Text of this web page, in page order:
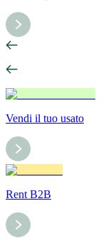
Vendi il tuo usato
Rent B2B